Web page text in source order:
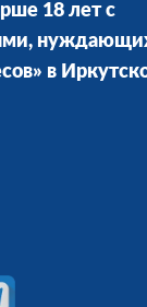
18 лет с
в